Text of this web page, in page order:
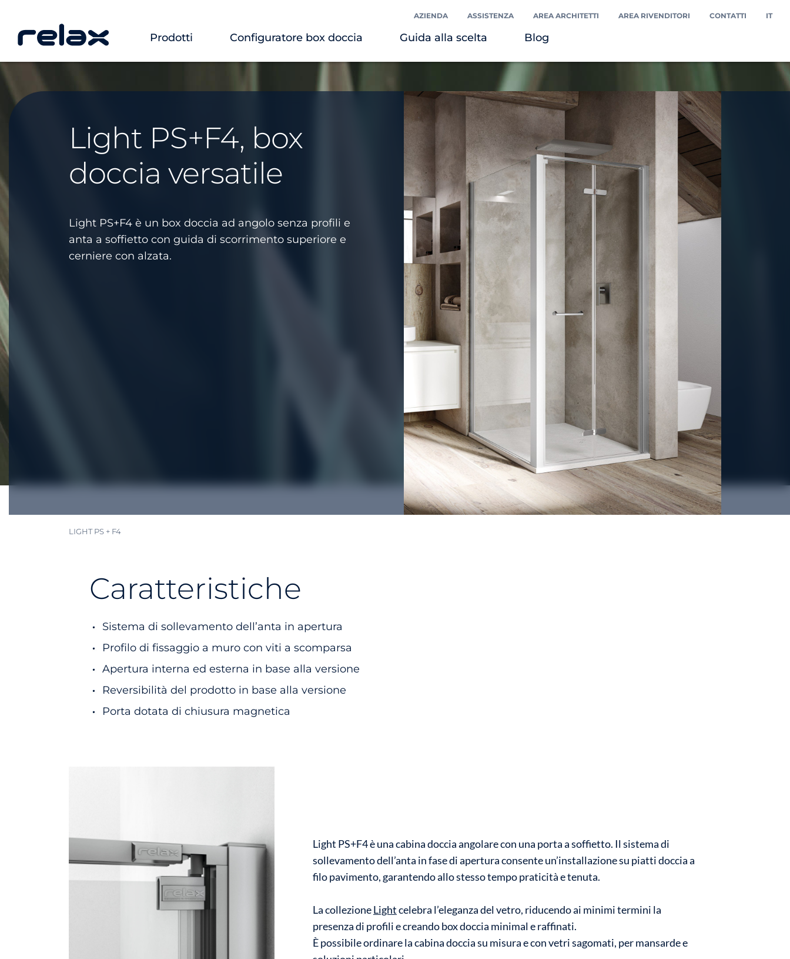
AZIENDA ASSISTENZA AREA ARCHITETTI AREA RIVENDITORI CONTATTI IT
Prodotti Configuratore box doccia Guida alla scelta Blog
Light PS+F4, box
doccia versatile
Light PS+F4 è un box doccia ad angolo senza profili e
anta a soffietto con guida di scorrimento superiore e
cerniere con alzata.
LIGHT PS + F4
Caratteristiche
Sistema di sollevamento dell’anta in apertura
Profilo di fissaggio a muro con viti a scomparsa
Apertura interna ed esterna in base alla versione
Reversibilità del prodotto in base alla versione
Porta dotata di chiusura magnetica
Light PS+F4 è una cabina doccia angolare con una porta a soffietto. Il sistema di
sollevamento dell’anta in fase di apertura consente un’installazione su piatti doccia a
filo pavimento, garantendo allo stesso tempo praticità e tenuta.
La collezioneLightcelebra l’eleganza del vetro, riducendo ai minimi termini la
presenza di profili e creando box doccia minimal e raffinati.
È possibile ordinare la cabina doccia su misura e con vetri sagomati, per mansarde e